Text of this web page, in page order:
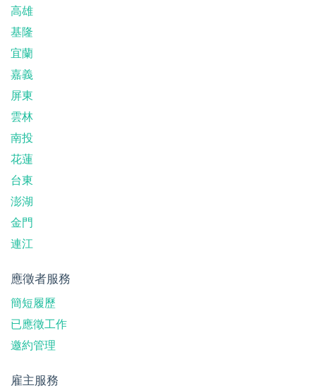
高雄
基隆
宜蘭
嘉義
屏東
雲林
南投
花蓮
台東
澎湖
金門
連江
應徵者服務
簡短履歷
已應徵工作
邀約管理
雇主服務